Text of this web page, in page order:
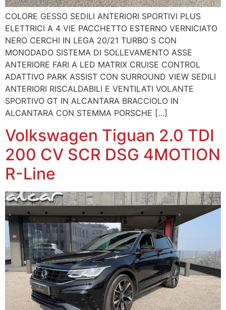
COLORE GESSO SEDILI ANTERIORI SPORTIVI PLUS
ELETTRICI A 4 VIE PACCHETTO ESTERNO VERNICIATO
NERO CERCHI IN LEGA 20/21 TURBO S CON
MONODADO SISTEMA DI SOLLEVAMENTO ASSE
ANTERIORE FARI A LED MATRIX CRUISE CONTROL
ADATTIVO PARK ASSIST CON SURROUND VIEW SEDILI
ANTERIORI RISCALDABILI E VENTILATI VOLANTE
SPORTIVO GT IN ALCANTARA BRACCIOLO IN
ALCANTARA CON STEMMA PORSCHE […]
Volkswagen Tiguan 2.0 TDI
200 CV SCR DSG 4MOTION
R-Line